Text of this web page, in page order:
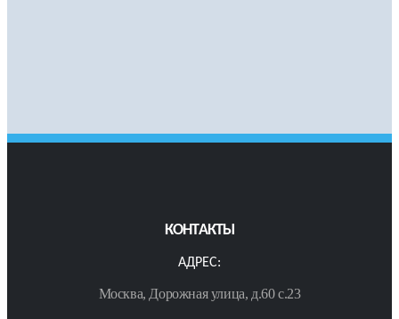
КОНТАКТЫ
АДРЕС:
Москва, Дорожная улица, д.60 с.23